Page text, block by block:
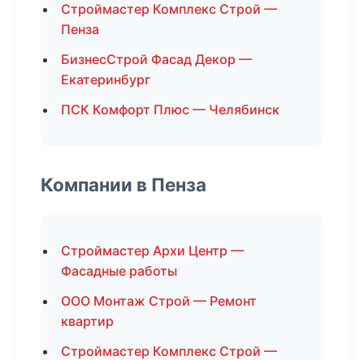
Строймастер Комплекс Строй —
Пенза
БизнесСтрой Фасад Декор —
Екатеринбург
ПСК Комфорт Плюс — Челябинск
Компании в Пенза
Строймастер Архи Центр —
Фасадные работы
ООО Монтаж Строй — Ремонт
квартир
Строймастер Комплекс Строй —